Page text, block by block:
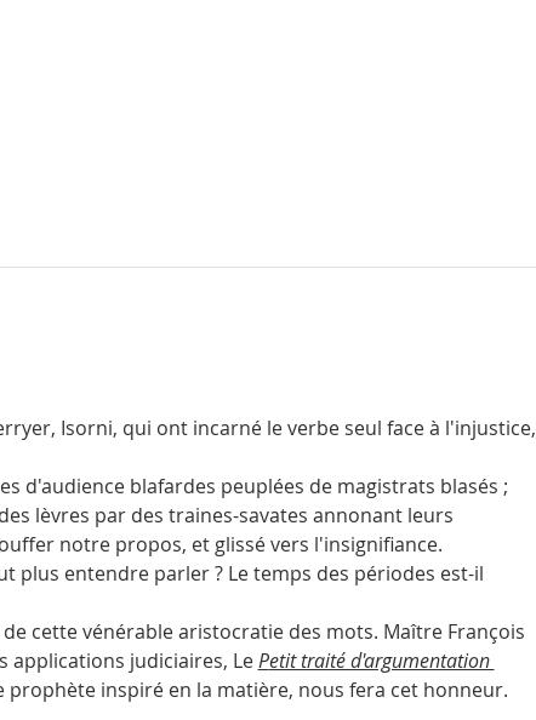
Isorni, qui ont incarné le verbe seul face à l'injustice,
d'audience blafardes peuplées de magistrats blasés ;
lèvres par des traines-savates annonant leurs
notre propos, et glissé vers l'insignifiance.
plus entendre parler ? Le temps des périodes est-il
cette vénérable aristocratie des mots. Maître François
judiciaires, Le Petit traité d'argumentation
prophète inspiré en la matière, nous fera cet honneur.